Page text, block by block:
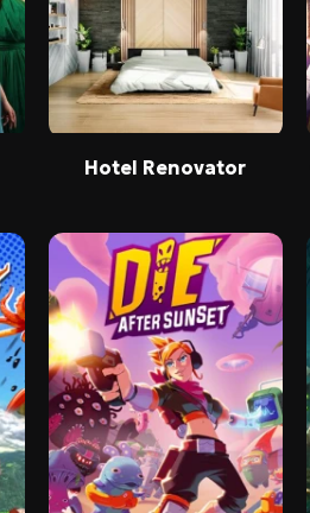
Hotel Renovator